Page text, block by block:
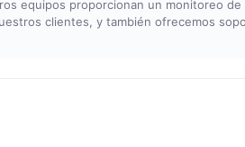
equipos proporcionan un monitoreo
clientes, y también ofrecemos